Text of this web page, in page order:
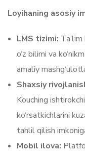
Loyihaning asosiy
LMS tizimi:
o‘z bilimi va
amaliy
Shaxsiy
Kouching
ko‘rsatkichlarini
tahlil qilish
Mobil ilova: